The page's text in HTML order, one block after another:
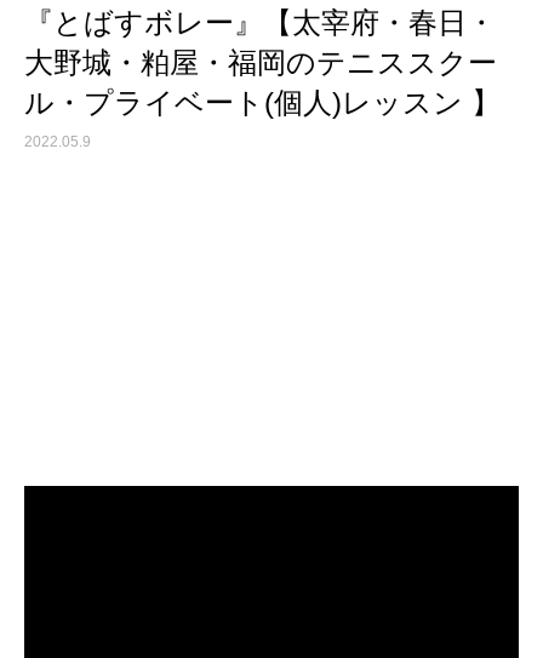
『とばすボレー』【太宰府・春日・
大野城・粕屋・福岡のテニススクー
ル・プライベート(個人)レッスン 】
2022.05.9